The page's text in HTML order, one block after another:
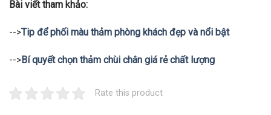
Bài viết tham khảo:
-->Tip để phối màu thảm phòng khách đẹp và nổi bật
-->Bí quyết chọn thảm chùi chân giá rẻ chất lượng
Rate this product